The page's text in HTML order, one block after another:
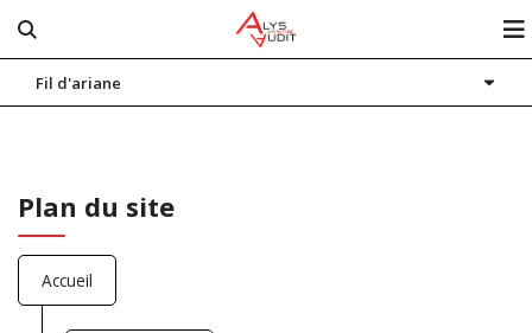
Notre cabinet
Blog
Contact
Fil d'ariane
Plan du site
Accueil